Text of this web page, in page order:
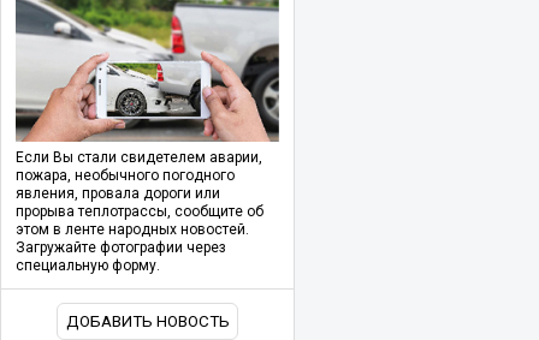
Если Вы стали свидетелем аварии,
пожара, необычного погодного
явления, провала дороги или
прорыва теплотрассы, сообщите об
этом в ленте народных новостей.
Загружайте фотографии через
специальную форму.
ДОБАВИТЬ НОВОСТЬ